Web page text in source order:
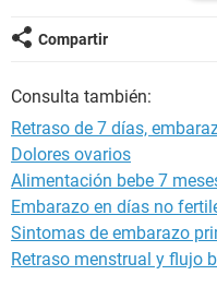
Síntomas:
- Duermo mucho de por sí
-Tengo los ojos rojos
-Me duele un poco el
barriga.
-Tuvegripehace unos días
-Tengoacné(Me salieron
-A veces siento que mi
estomacales)
Compartir
Consulta también:
Retraso de 7 días,
Dolores ovarios
Alimentación bebe 7
Embarazo en días no
Sintomas de embarazo
Retraso menstrual y flujo